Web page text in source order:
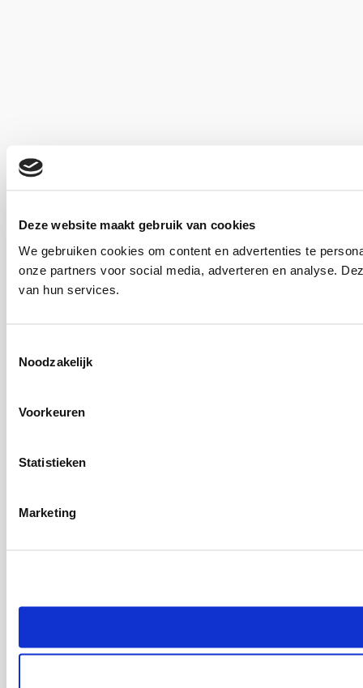
Deze website maakt gebruik van cookies
We gebruiken cookies om content en advertenties te
onze partners voor social media, adverteren en analyse.
van hun services.
Noodzakelijk
Voorkeuren
Statistieken
Marketing